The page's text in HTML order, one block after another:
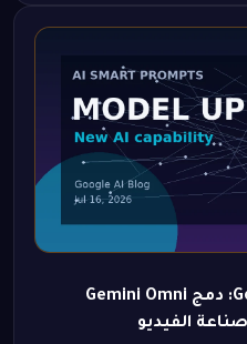
تحديثات ثورية في Google Vids: دمج Gemini Omni
الفيديو